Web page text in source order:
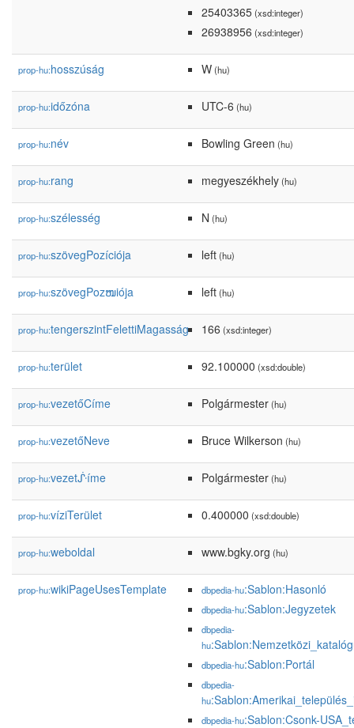
25403365(xsd:integer)
26938956 (xsd:integer)
prop-hu:hosszúság W(hu)
prop-hu:időzóna UTC-6 (hu)
prop-hu:név Bowling Green (hu)
prop-hu:rang megyeszékhely(hu)
prop-hu:szélesség N (hu)
prop-hu:szövegPozíciója left(hu)
prop-hu:szövegPozໜiója left(hu)
prop-hu:tengerszintFelettiMagasság 166 (xsd:integer)
prop-hu:terület 92.100000 (xsd:double)
prop-hu:vezetőCíme Polgármester(hu)
prop-hu:vezetőNeve Bruce Wilkerson (hu)
prop-hu:vezetᔜíme Polgármester(hu)
prop-hu:víziTerület 0.400000 (xsd:double)
prop-hu:weboldal www.bgky.org (hu)
prop-hu:wikiPageUsesTemplate dbpedia-hu:Sablon:Hasonló
dbpedia-hu:Sablon:Jegyzetek
dbpedia-
hu
dbpedia-hu:Sablon:Portál
dbpedia-
hu
dbpedia-hu:Sablon:Csonk-